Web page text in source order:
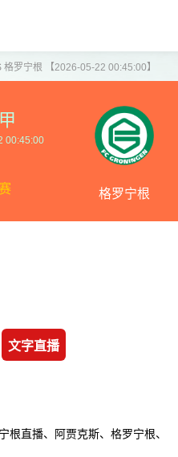
格罗宁根 【2026-05-22 00:45:00】
00:45:00
格罗宁根
文字直播
根直播、阿贾克斯、格罗宁根、